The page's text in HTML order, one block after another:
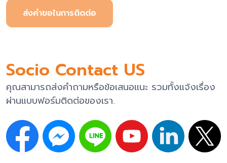
ส่งคำขอในการติดต่อ
Socio Contact US
คุณสามารถส่งคำถามหรือข้อเสนอแนะ รวมทั้งแจ้งเรื่อง
ผ่านแบบฟอร์มติดต่อของเรา.